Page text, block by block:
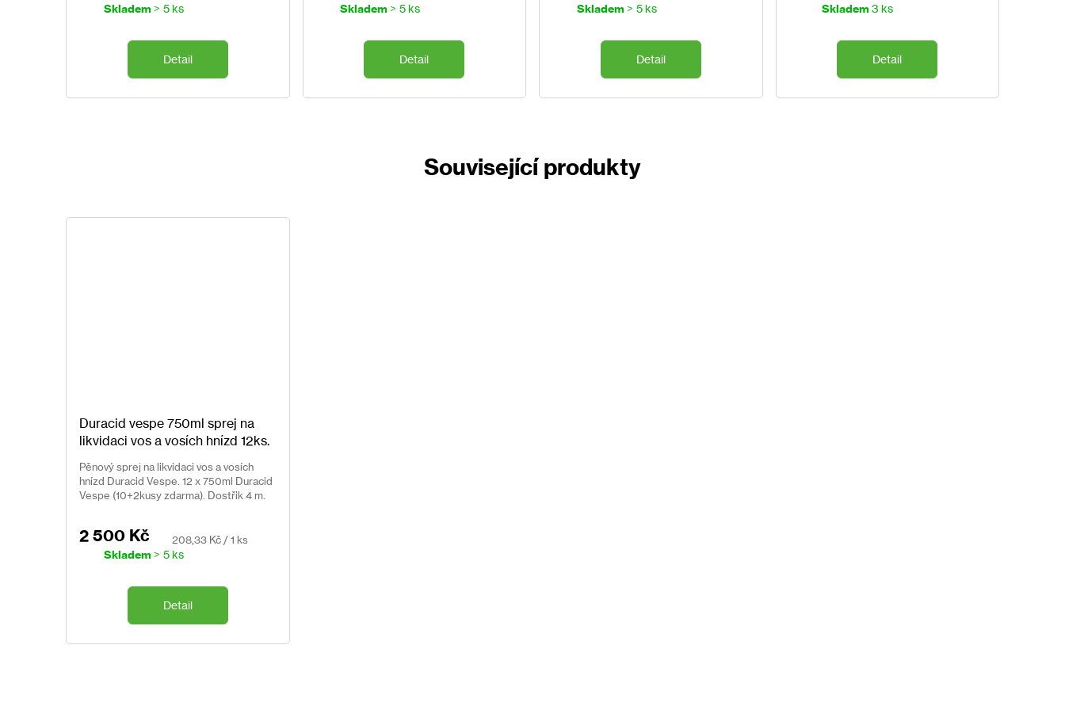
Sprej Duracid Vespe lze zakoupit i ve výhodném balení
Údaje o nebezpečnosti:
H222 Extrémně hořlavý aerosol.
H400 Vysoce toxický pro vodní organismy s dlouhodobými účinky.
Pokyny pro bezpečné zacházení:
P102 Uchovávejte mimo dosah dětí.
cena:
Skladem > 5 ks
Detail
cena:
Skladem > 5 ks
Detail
cena:
Skladem > 5 ks
Detail
cena:
Skladem3 ks
Detail
Související produkty
Duracid vespe 750ml sprej na
likvidaci vos a vosích hnízd 12ks.
Pěnový sprej na likvidaci vos a vosích
hnízd Duracid Vespe. 12 x 750ml Duracid
Vespe (10+2kusy zdarma). Dostřik 4 m.
2 500 Kč
Měrná
cena:
208,33 Kč / 1 ks
Skladem > 5 ks
Detail